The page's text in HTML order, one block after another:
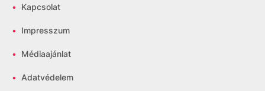
• Kapcsolat
• Impresszum
• Médiaajánlat
• Adatvédelem